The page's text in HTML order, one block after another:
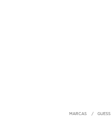
MARCAS GUESS